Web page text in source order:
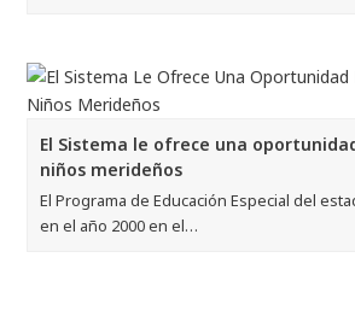
El Sistema le ofrece una
niños merideños
El Programa de Educación Especial del
en el año 2000 en el…